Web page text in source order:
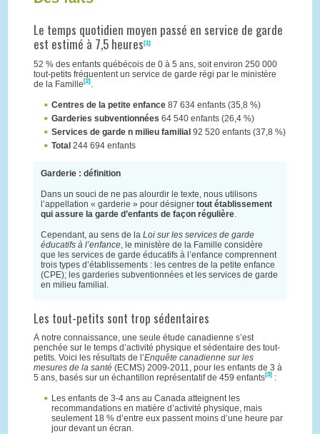
Le temps quotidien moyen passé en service de garde
est estimé à 7,5 heures [1]
52 % des enfants québécois de 0 à 5 ans, soit environ 250 000
tout-petits fréquentent un service de garde régi par le ministère
de la Famille [2] .
Centres de la petite enfance87 634 enfants (35,8 %)
Garderies subventionnées 64 540 enfants (26,4 %)
Services de garde n milieu familial92 520 enfants (37,8 %)
Total244 694 enfants
Garderie : définition
Dans un souci de ne pas alourdir le texte, nous utilisons
l’appellation « garderie » pour désigner tout établissement
qui assure la garde d’enfants de façon régulière.
Cependant, au sens de la Loi sur les services de garde
éducatifs à l’enfance, le ministère de la Famille considère
que les services de garde éducatifs à l’enfance comprennent
trois types d’établissements : les centres de la petite enfance
(CPE); les garderies subventionnées et les services de garde
en milieu familial.
Les tout-petits sont trop sédentaires
À notre connaissance, une seule étude canadienne s’est
penchée sur le temps d’activité physique et sédentaire des tout-
petits. Voici les résultats de l’Enquête canadienne sur les
mesures de la santé(ECMS) 2009-2011, pour les enfants de 3 à
5 ans, basés sur un échantillon représentatif de 459 enfants[3] :
Les enfants de 3-4 ans au Canada atteignent les
recommandations en matière d’activité physique, mais
seulement 18 % d’entre eux passent moins d’une heure par
jour devant un écran.